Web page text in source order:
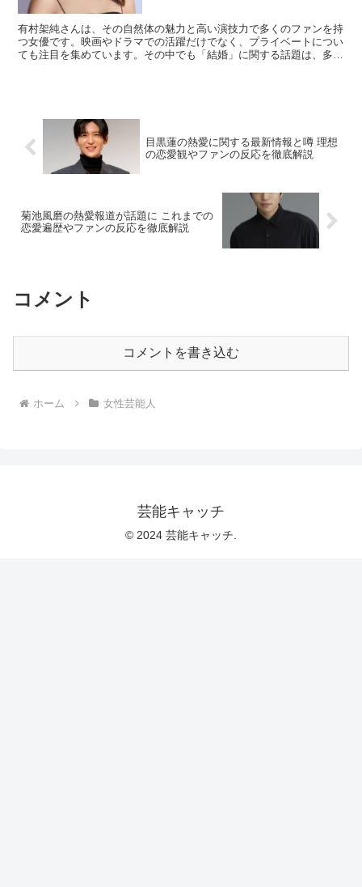
有村架純さんは、その自然体の魅力と高い演技力で多くのファンを持
つ女優です。映画やドラマでの活躍だけでなく、プライベートについ
ても注目を集めています。その中でも「結婚」に関する話題は、多く
目黒蓮の熱愛に関する最新情報と噂 理想
の恋愛観やファンの反応を徹底解説
菊池風磨の熱愛報道が話題に これまでの
恋愛遍歴やファンの反応を徹底解説
コメント
コメントを書き込む
ホーム 女性芸能人
芸能キャッチ
© 2024 芸能キャッチ.